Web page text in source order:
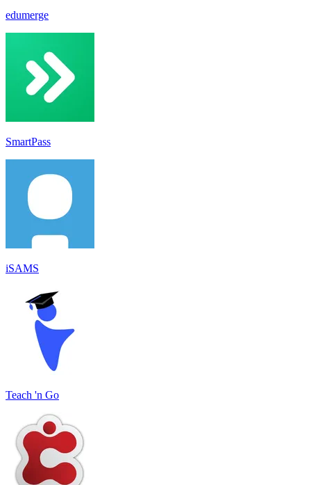
edumerge
SmartPass
iSAMS
Teach 'n Go